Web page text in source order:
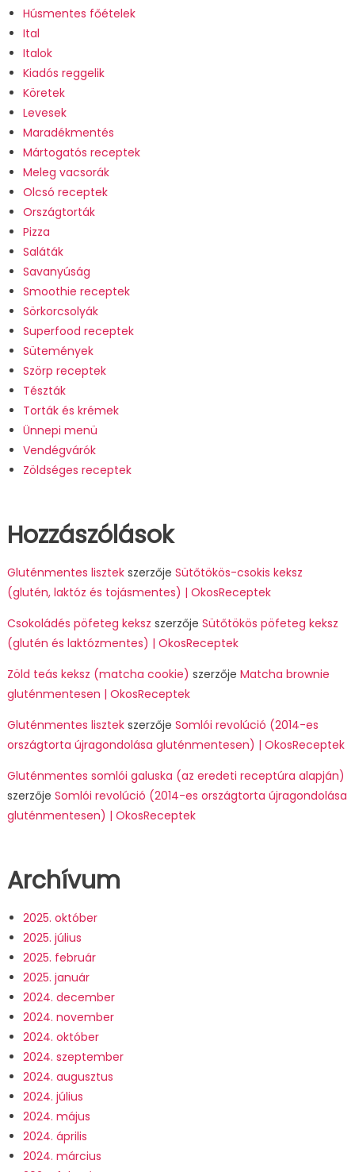
Húsmentes főételek
Ital
Italok
Kiadós reggelik
Köretek
Levesek
Maradékmentés
Mártogatós receptek
Meleg vacsorák
Olcsó receptek
Országtorták
Pizza
Saláták
Savanyúság
Smoothie receptek
Sörkorcsolyák
Superfood receptek
Sütemények
Szörp receptek
Tészták
Torták és krémek
Ünnepi menü
Vendégvárók
Zöldséges receptek
Hozzászólások
Gluténmentes lisztekszerzője Sütőtökös-csokis keksz
(glutén, laktóz és tojásmentes) | OkosReceptek
Csokoládés pöfeteg keksz szerzője Sütőtökös pöfeteg keksz
(glutén és laktózmentes) | OkosReceptek
Zöld teás keksz (matcha cookie) szerzője Matcha brownie
gluténmentesen | OkosReceptek
Gluténmentes lisztekszerzője Somlói revolúció (2014-es
országtorta újragondolása gluténmentesen) | OkosReceptek
Gluténmentes somlói galuska (az eredeti receptúra alapján)
szerzője Somlói revolúció (2014-es országtorta újragondolása
gluténmentesen) | OkosReceptek
Archívum
2025. október
2025. július
2025. február
2025. január
2024. december
2024. november
2024. október
2024. szeptember
2024. augusztus
2024. július
2024. május
2024. április
2024. március